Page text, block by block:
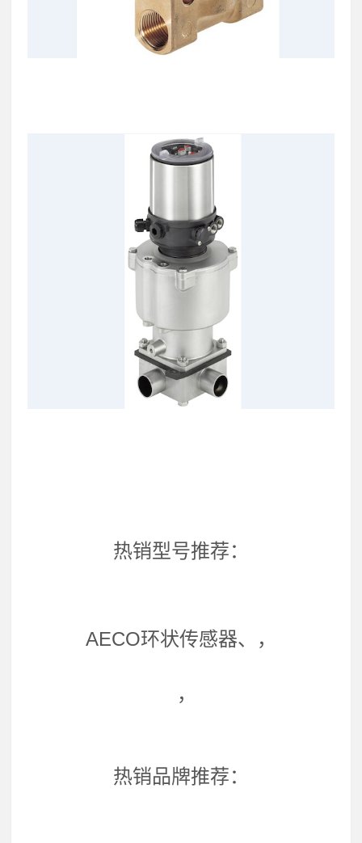
热销型号推荐：
AECO环状传感器、，
，
热销品牌推荐：